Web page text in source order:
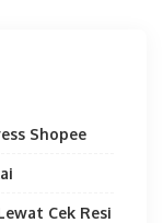
Shopee
Cek Resi